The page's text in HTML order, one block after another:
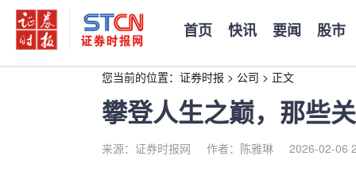
首页 快讯 要闻 股市
您当前的位置： 证券时报 > 公司 > 正文
攀登人生之巅，那些
来源：证券时报网 作者：陈雅琳 2026-02-06